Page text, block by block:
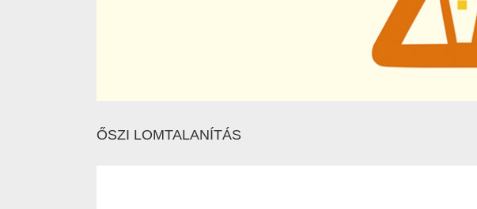
ŐSZI LOMTALANÍTÁS